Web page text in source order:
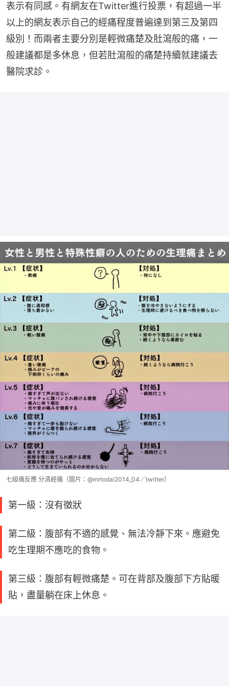
表示有同感。有網友在Twitter進行投票，有超過一半
以上的網友表示自己的經痛程度普遍達到第三及第四
級別！而兩者主要分別是輕微痛楚及肚瀉般的痛，一
般建議都是多休息，但若肚瀉般的痛楚持續就建議去
醫院求診。
七級痛反應 分清經痛（圖片：@mrtodai2014_04／twitter）
第一級：沒有徵狀
第二級：腹部有不適的感覺、無法冷靜下來。應避免
吃生理期不應吃的食物。
第三級：腹部有輕微痛楚。可在背部及腹部下方貼暖
貼，盡量躺在床上休息。